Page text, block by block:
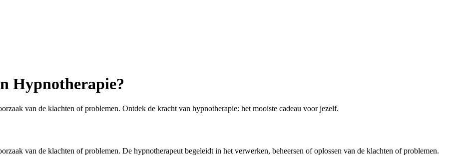
Hypnotherapie?
van de klachten of problemen. Ontdek de kracht van hypnotherapie: het mooiste cadeau voor jezelf.
van de klachten of problemen. De hypnotherapeut begeleidt in het verwerken, beheersen of oplossen van de klachten of problemen.